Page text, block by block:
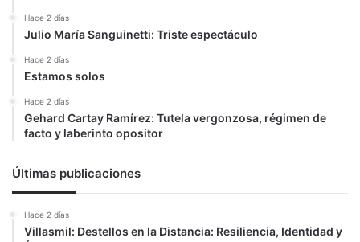
Hace 2 días
Julio María Sanguinetti: Triste espectáculo
Hace 2 días
Estamos solos
Hace 2 días
Gehard Cartay Ramírez: Tutela vergonzosa, régimen de
facto y laberinto opositor
Últimas publicaciones
Hace 2 días
Villasmil: Destellos en la Distancia: Resiliencia, Identidad y